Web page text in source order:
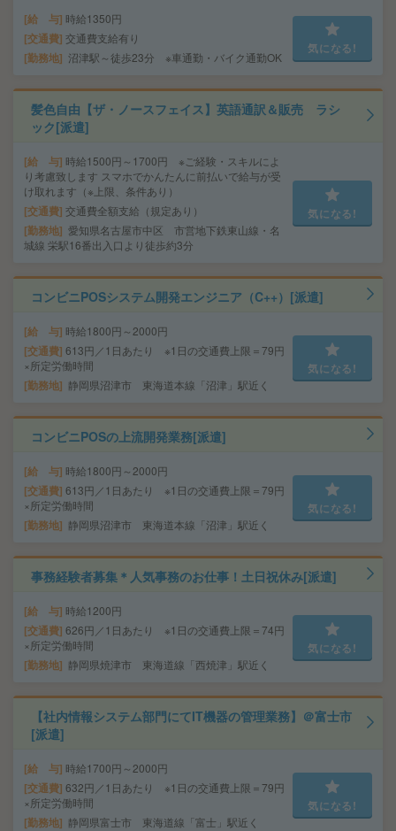
給 与 時給1350円
交通費 交通費支給有り
勤務地 沼津駅～徒歩23分 ※車通勤・バイク通勤OK
気になる!
髪色自由【ザ・ノースフェイス】英語通訳＆販売 ラシ
ック[派遣]
給 与 時給1500円～1700円 ※ご経験・スキルによ
り考慮致します スマホでかんたんに前払いで給与が受
け取れます（※上限、条件あり）
交通費 交通費全額支給（規定あり）
勤務地 愛知県名古屋市中区 市営地下鉄東山線・名
城線 栄駅16番出入口より徒歩約3分
気になる!
コンビニPOSシステム開発エンジニア（C++）[派遣]
給 与 時給1800円～2000円
交通費 613円／1日あたり ※1日の交通費上限＝79円
×所定労働時間
勤務地 静岡県沼津市 東海道本線「沼津」駅近く
気になる!
コンビニPOSの上流開発業務[派遣]
給 与 時給1800円～2000円
交通費 613円／1日あたり ※1日の交通費上限＝79円
×所定労働時間
勤務地 静岡県沼津市 東海道本線「沼津」駅近く
気になる!
事務経験者募集＊人気事務のお仕事！土日祝休み[派遣]
給 与 時給1200円
交通費 626円／1日あたり ※1日の交通費上限＝74円
×所定労働時間
勤務地 静岡県焼津市 東海道線「西焼津」駅近く
気になる!
【社内情報システム部門にてIT機器の管理業務】＠富士市
[派遣]
給 与 時給1700円～2000円
交通費 632円／1日あたり ※1日の交通費上限＝79円
×所定労働時間
勤務地 静岡県富士市 東海道線「富士」駅近く
気になる!